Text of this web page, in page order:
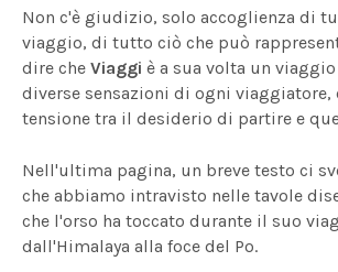
Non c'è giudizio, solo accoglienza di
viaggio, di tutto ciò che può
dire che Viaggi è a sua volta un
diverse sensazioni di ogni viaggiatore,
tensione tra il desiderio di partire e
Nell'ultima pagina, un breve testo ci
che abbiamo intravisto nelle tavole
che l'orso ha toccato durante il suo
dall'Himalaya alla foce del Po.